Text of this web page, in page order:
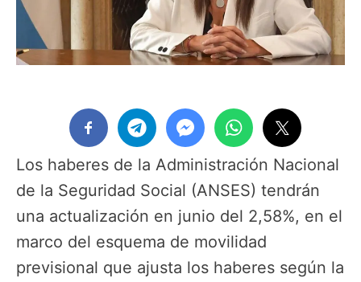
Los haberes de la Administración Nacional
de la Seguridad Social (ANSES) tendrán
una actualización en junio del 2,58%, en el
marco del esquema de movilidad
previsional que ajusta los haberes según la